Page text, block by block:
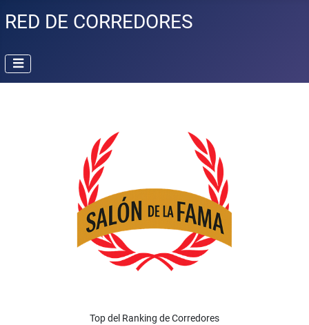
RED DE CORREDORES
Top del Ranking de Corredores